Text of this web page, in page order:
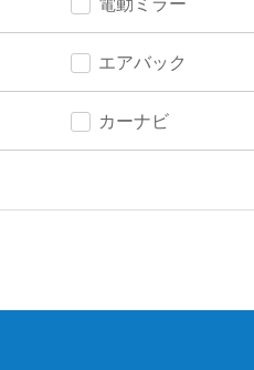
エアバック
カーナビ